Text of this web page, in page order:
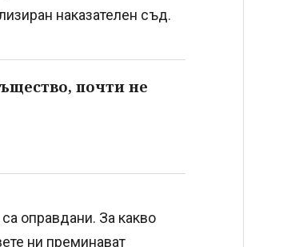
наказателен съд.
почти не
оправдани. За какво
ни преминават